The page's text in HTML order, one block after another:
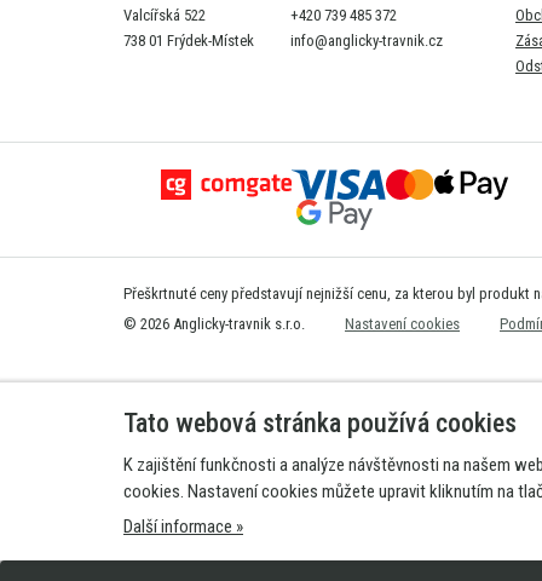
Valcířská 522
738 01 Frýdek-Místek
+420 739 485 372
info@anglicky-travnik.cz
Přeškrtnuté ceny představují nejnižší cenu, za kterou byl produkt
© 2026 Anglicky-travnik s.r.o.
Nastavení cookies
Tato webová stránka používá cookies
K zajištění funkčnosti a analýze návštěvnosti na našem
cookies. Nastavení cookies můžete upravit kliknutím na
Další informace »